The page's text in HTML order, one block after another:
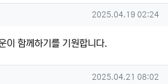
작성일
2025.04.19 02:24
이 함께하기를 기원합니다.
작성일
2025.04.21 08:02